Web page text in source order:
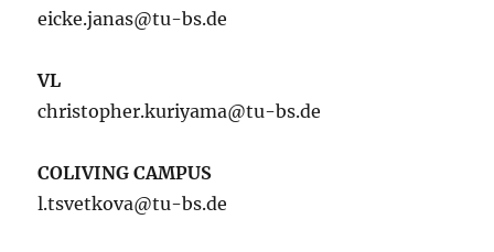
eicke.janas@tu-bs.de
VL
christopher.kuriyama@tu-bs.de
COLIVING CAMPUS
l.tsvetkova@tu-bs.de